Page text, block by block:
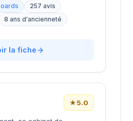
d'une localisation
de la capitale. Installé
il accompagne les
recrutements avec une
La structure affiche
auprès de sa
en recrutement.
257 avis
8 ans d'ancienneté
la fiche
★5.0